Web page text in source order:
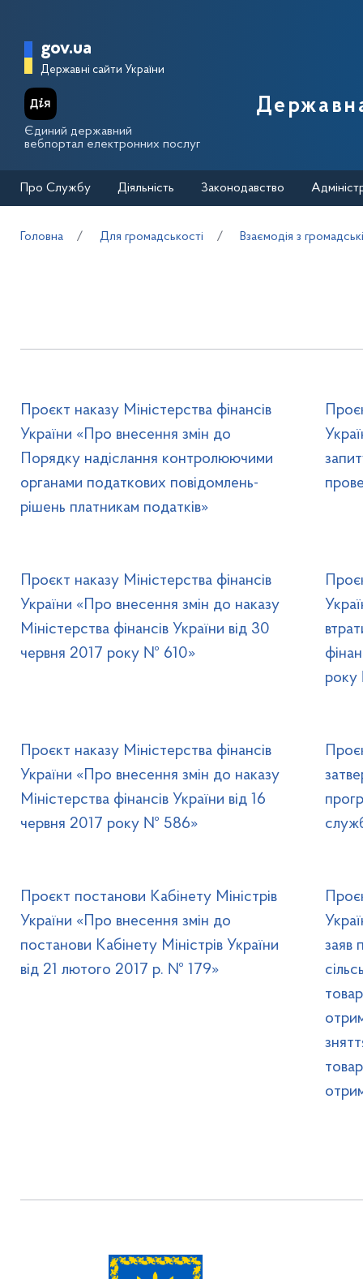
Головна сторінка Державної
gov.ua
Державні сайти України
Єдиний державний
вебпортал електронних послуг
Про Службу Діяльність Законодавство
Головна Для громадськості Взаємодія з
Проєкт наказу Міністерства фінансів
України «Про внесення змін до
Порядку надіслання контролюючими
органами податкових повідомлень-
рішень платникам податків»
Проєкт наказу Міністерства фінансів
України «Про внесення змін до наказу
Міністерства фінансів України від 30
червня 2017 року № 610»
Проєкт наказу Міністерства фінансів
України «Про внесення змін до наказу
Міністерства фінансів України від 16
червня 2017 року № 586»
Проєкт постанови Кабінету Міністрів
України «Про внесення змін до
постанови Кабінету Міністрів України
від 21 лютого 2017 р. № 179»
заяв